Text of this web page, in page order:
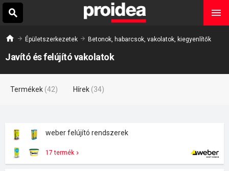
Épületszerkezetek Betonok, habarcsok, vakolatok, kiegyenlítők
Javító és felújító vakolatok
Termékek (42) Hírek (34)
weber felújító rendszerek
17 termék